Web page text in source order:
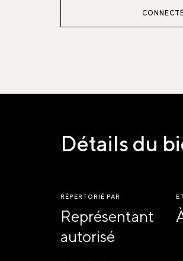
Détails du
RÉPERTORIÉ PAR
Représentant
autorisé